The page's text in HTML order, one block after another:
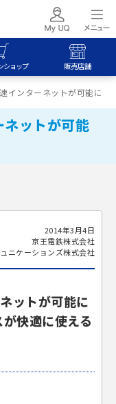
ショップ 販売店舗
インターネットが可能に
ットが可能
2014年3月4日
京王電鉄株式会社
ニケーションズ株式会社
ットが可能に
快適に使える